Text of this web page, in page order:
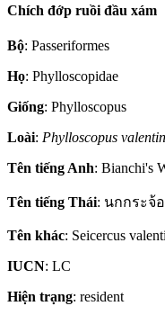
Chích đớp ruồi đầu xám
Bộ: Passeriformes
Họ: Phylloscopidae
Giống: Phylloscopus
Loài: Phylloscopus
Tên tiếng Anh: Bianchi's
Tên tiếng Thái: นกกระจ้
Tên khác: Seicercus
IUCN: LC
Hiện trạng: resident